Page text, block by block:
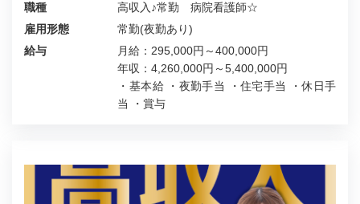
職種
高収入♪常勤 病院看護師☆
雇用形態
常勤(夜勤あり)
給与
月給：295,000円～400,000円
年収：4,260,000円～5,400,000円
・基本給 ・夜勤手当 ・住宅手当 ・休日手
当 ・賞与